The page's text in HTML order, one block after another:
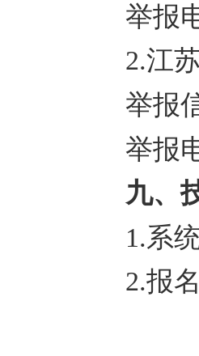
举报
2.江
举报
举报
九、
1.系
2.报